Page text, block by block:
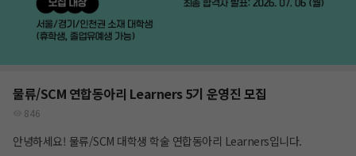
물류/SCM 연합동아리 Learners 5기 운영진 모집
846
안녕하세요! 물류/SCM 대학생 학술 연합동아리 Learners입니다.